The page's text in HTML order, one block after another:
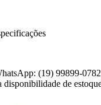
(19) 99899-0782
disponibilidade de